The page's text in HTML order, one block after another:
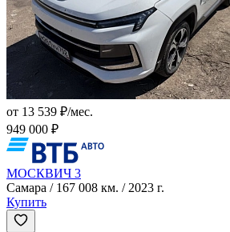
от 13 539 ₽/мес.
949 000 ₽
МОСКВИЧ 3
Самара / 167 008 км. / 2023 г.
Купить